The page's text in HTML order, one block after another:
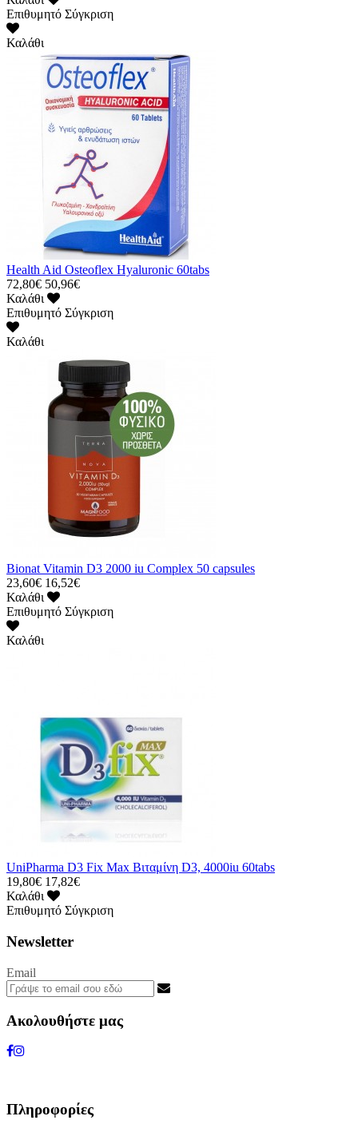
Επιθυμητό Σύγκριση
Καλάθι
Health Aid Osteoflex Hyaluronic 60tabs
72,80€ 50,96€
Καλάθι
Επιθυμητό Σύγκριση
Καλάθι
Bionat Vitamin D3 2000 iu Complex 50 capsules
23,60€ 16,52€
Καλάθι
Επιθυμητό Σύγκριση
Καλάθι
UniPharma D3 Fix Max Βιταμίνη D3, 4000iu 60tabs
19,80€ 17,82€
Καλάθι
Επιθυμητό Σύγκριση
Newsletter
Email
Ακολουθήστε μας
Πληροφορίες